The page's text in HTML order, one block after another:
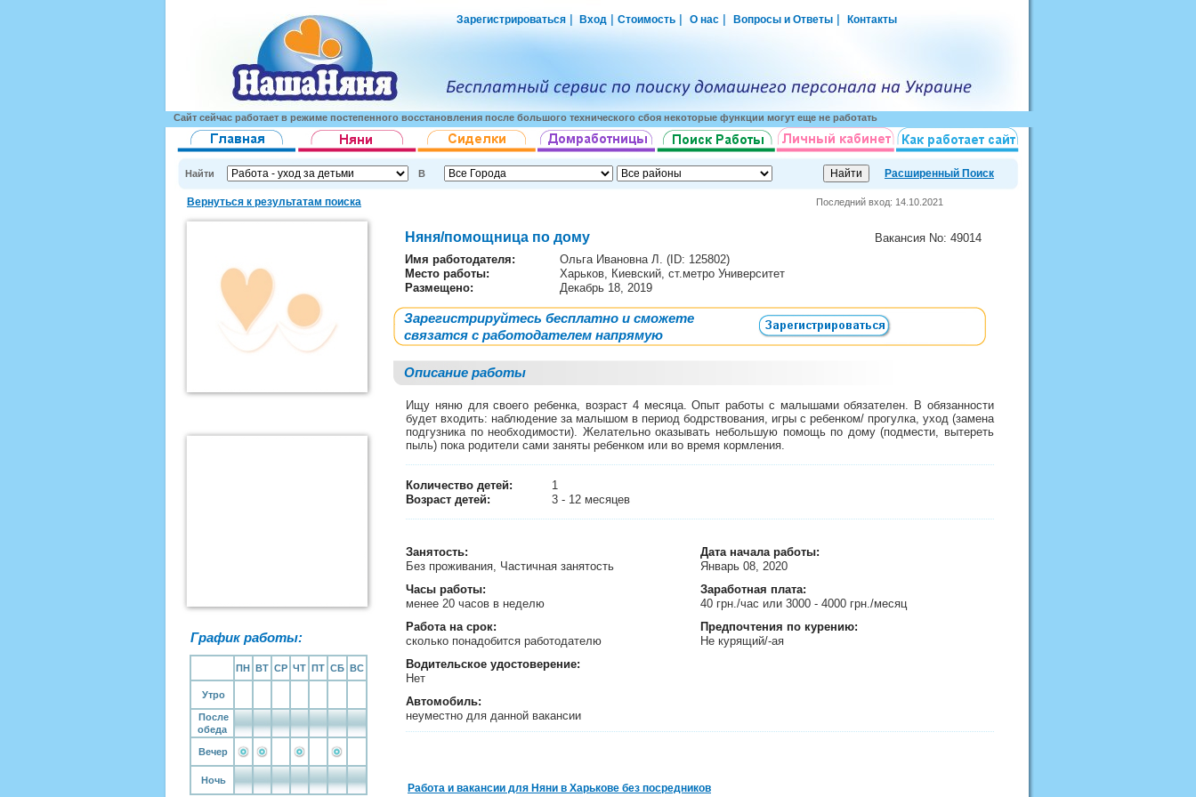
Зарегистрироваться Вход Стоимость О нас Вопросы и Ответы Контакты
Сайт сейчас работает в режиме постепенного восстановления после большого технического сбоя некоторые функции могут еще не работать
Найти В Расширенный Поиск
Вернуться к результатам поиска Последний вход: 14.10.2021
График работы:
ПН ВТ СР ЧТ ПТ СБ ВС
Утро
После
обеда
Вечер
Ночь
Няня/помощница по дому Вакансия No: 49014
Имя работодателя:
Ольга Ивановна Л. (ID: 125802)
Место работы:
Харьков, Киевский, ст.метро Университет
Размещено:
Декабрь 18, 2019
Зарегистрируйтесь бесплатно и сможете
связатся с работодателем напрямую
Описание работы
Ищу няню для своего ребенка, возраст 4 месяца. Опыт работы с малышами обязателен. В обязанности
будет входить: наблюдение за малышом в период бодрствования, игры с ребенком/ прогулка, уход (замена
подгузника по необходимости). Желательно оказывать небольшую помощь по дому (подмести, вытереть
пыль) пока родители сами заняты ребенком или во время кормления.
Количество детей:
1
Возраст детей:
3 - 12 месяцев
Занятость:
Без проживания, Частичная занятость
Часы работы:
менее 20 часов в неделю
Работа на срок:
сколько понадобится работодателю
Водительское удостоверение:
Нет
Автомобиль:
неуместно для данной вакансии
Дата начала работы:
Январь 08, 2020
Заработная плата:
40 грн./час или 3000 - 4000 грн./месяц
Предпочтения по курению:
Не курящий/-ая
Работа и вакансии для Няни в Харькове без посредников